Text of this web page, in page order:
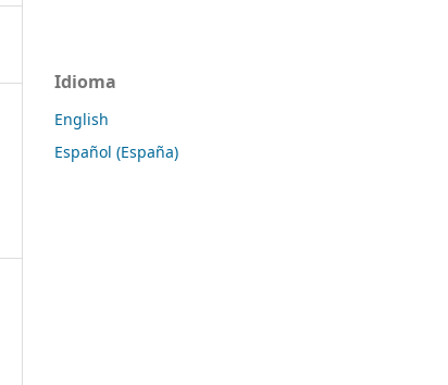
Idioma
English
Español (España)